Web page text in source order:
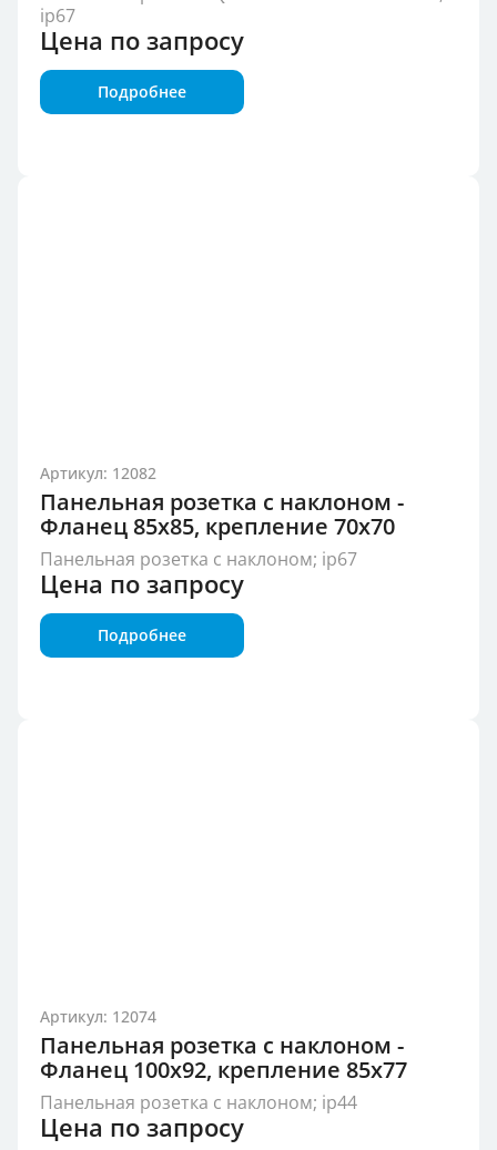
ip67
Цена по запросу
Подробнее
Артикул: 12082
Панельная розетка с наклоном -
Фланец 85x85, крепление 70x70
Панельная розетка с наклоном; ip67
Цена по запросу
Подробнее
Артикул: 12074
Панельная розетка с наклоном -
Фланец 100x92, крепление 85x77
Панельная розетка с наклоном; ip44
Цена по запросу